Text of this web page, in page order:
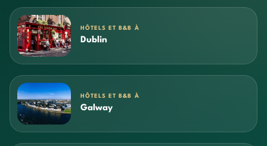
HÔTELS ET B&B À
Dublin
HÔTELS ET B&B À
Galway